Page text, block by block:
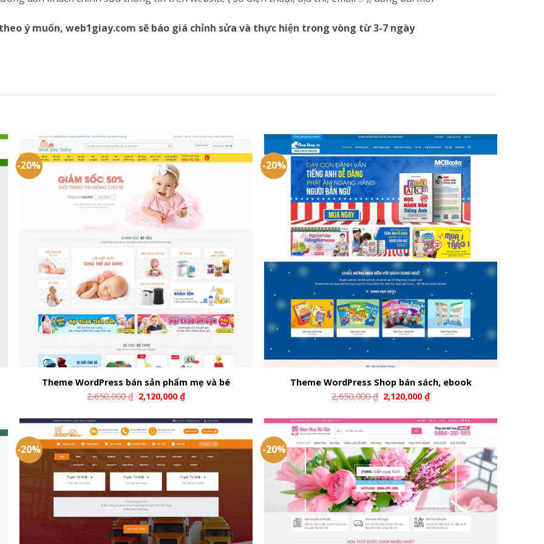
ý muốn, web1giay.com sẽ báo giá chỉnh sửa và thực hiện trong vòng từ 3-7 ngày
-20%
Theme WordPress bán sản phẩm mẹ và bé
2,650,000₫ 2,120,000₫
-20%
Theme WordPress Shop bán sách, ebook
2,650,000₫ 2,120,000₫
-20% -20%